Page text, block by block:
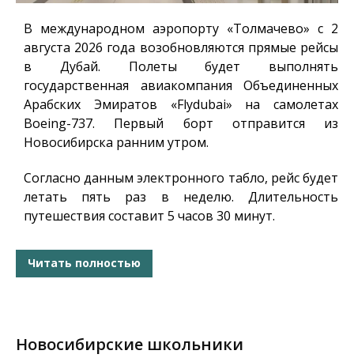
В международном аэропорту «Толмачево» с 2
августа 2026 года возобновляются прямые рейсы
в Дубай. Полеты будет выполнять
государственная авиакомпания Объединенных
Арабских Эмиратов «Flydubai» на самолетах
Boeing-737. Первый борт отправится из
Новосибирска ранним утром.
Согласно данным электронного табло, рейс будет
летать пять раз в неделю. Длительность
путешествия составит 5 часов 30 минут.
Читать полностью
Новосибирские школьники